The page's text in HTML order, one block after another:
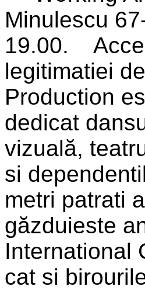
Minulescu
19.00.
legitimatiei
Production
dedicat
vizuală,
si
metri patrati
găzduieste
International
cat si